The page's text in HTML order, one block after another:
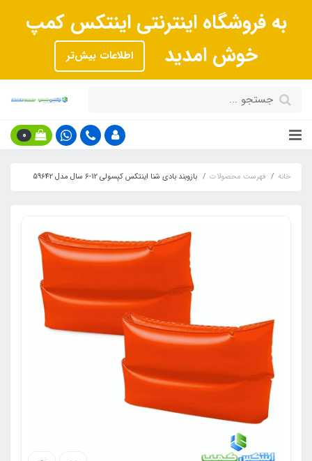
به فروشگاه اینترنتی اینتکس کمپ
خوش امدید
اطلاعات بیش‌تر
0
خانه فهرست محصولات بازوبند بادی شنا اینتکس کپسولی 12-6 سال مدل 59642